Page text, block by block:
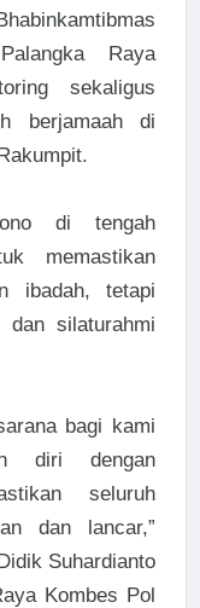
Raya
sekaligus
berjamaah di
di tengah
memastikan
ibadah, tetapi
dan silaturahmi
bagi kami
diri dengan
seluruh
dan lancar,”
Suhardianto
Kombes Pol